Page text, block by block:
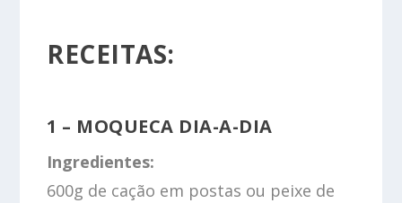
RECEITAS:
1 – MOQUECA DIA-A-DIA
Ingredientes:
600g de cação em postas ou peixe de